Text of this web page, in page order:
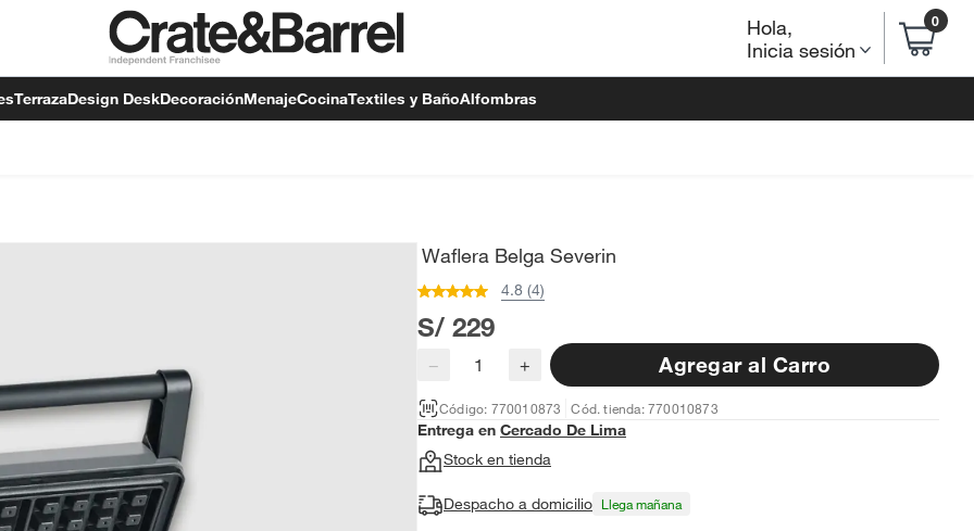
Hola,
Inicia sesión
0
TerrazaDesign DeskDecoraciónMenajeCocinaTextiles y BañoAlfombras
Waflera Belga Severin
4.8 (4)
S/ 229
− + Agregar al Carro
Código: 770010873 Cód. tienda: 770010873
Entrega en Cercado De Lima
Stock en tienda
Despacho a domicilio Llega mañana